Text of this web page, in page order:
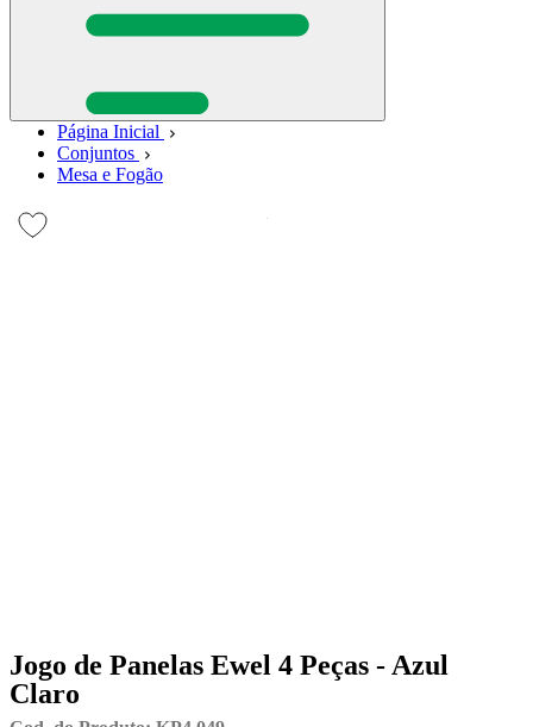
Página Inicial
Conjuntos
Mesa e Fogão
Jogo de Panelas Ewel 4 Peças - Azul
Claro